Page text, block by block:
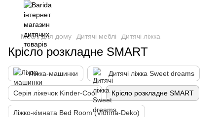
Меблі для дому Дитячі меблі Дитячі ліжка
Крісло розкладне SMART
Ліжка-машинки Дитячі ліжка Sweet dreams
Серія ліжечок Kinder-Cool Крісло розкладне SMART
Ліжко-кімната Bed Room (Viorina-Deko)